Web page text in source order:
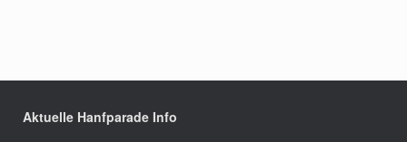
Aktuelle Hanfparade Info